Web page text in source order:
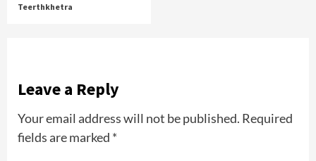
Teerthkhetra
Leave a Reply
Your email address will not be published. Required
fields are marked *